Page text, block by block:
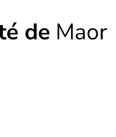
de Maor